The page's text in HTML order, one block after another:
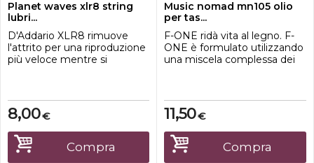
Planet waves xlr8 string
lubri...
D'Addario XLR8 rimuove
l'attrito per una riproduzione
più veloce mentre si
condiziona anche la tastiera.
Basta prendere l'applicatore
ergonomico e pulire su e giù
le corde e il gioco è fatto.
Viene confezionato in u...
€
8,00
Compra
Music nomad mn105 olio
per tas...
F-ONE ridà vita al legno. F-
ONE è formulato utilizzando
una miscela complessa dei
tastiera. Privo al 100% di
estratti di olio di limone, cere,
distillati di petrolio, silicone e
acqua. E' stato scelto di non
usa...
€
11,50
Compra